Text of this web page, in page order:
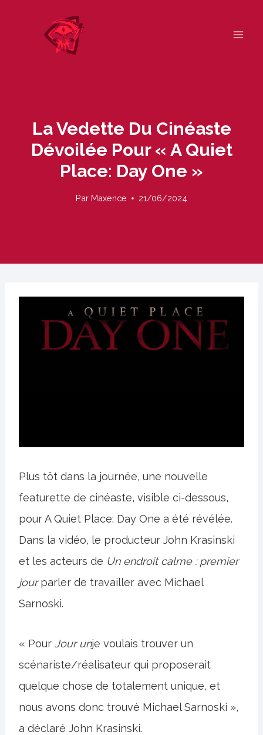
La Vedette Du Cinéaste
Dévoilée Pour « A Quiet
Place: Day One »
Par Maxence 21/06/2024
Plus tôt dans la journée, une nouvelle
featurette de cinéaste, visible ci-dessous,
pour A Quiet Place: Day One a été révélée.
Dans la vidéo, le producteur John Krasinski
et les acteurs de Un endroit calme : premier
jourparler de travailler avec Michael
Sarnoski.
« Pour Jour unje voulais trouver un
scénariste/réalisateur qui proposerait
quelque chose de totalement unique, et
nous avons donc trouvé Michael Sarnoski »,
a déclaré John Krasinski.